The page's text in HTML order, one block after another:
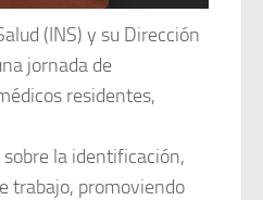
(INS) y su Dirección
jornada de
residentes,
la identificación,
trabajo, promoviendo